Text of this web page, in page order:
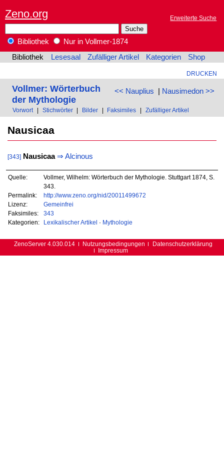
Zeno.org Erweiterte Suche
Bibliothek
Nur in Vollmer-1874
Bibliothek
Lesesaal Zufälliger Artikel Kategorien Shop
DRUCKEN
<< Nauplius | Nausimedon >>
Vollmer: Wörterbuch
der Mythologie
Vorwort Stichwörter Bilder Faksimiles Zufälliger Artikel
Nausicaa
[343] Nausicaa ⇒ Alcinous
Quelle:
Vollmer, Wilhelm: Wörterbuch der Mythologie. Stuttgart 1874, S.
343.
Permalink:
http://www.zeno.org/nid/20011499672
Lizenz:
Gemeinfrei
Faksimiles:
343
Kategorien:
Lexikalischer Artikel · Mythologie
ZenoServer 4.030.014 Nutzungsbedingungen
Datenschutzerklärung
Impressum